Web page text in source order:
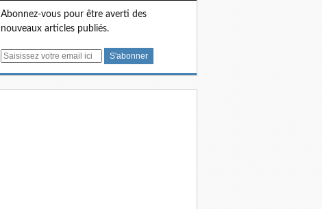
Abonnez-vous pour être averti des
nouveaux articles publiés.
E